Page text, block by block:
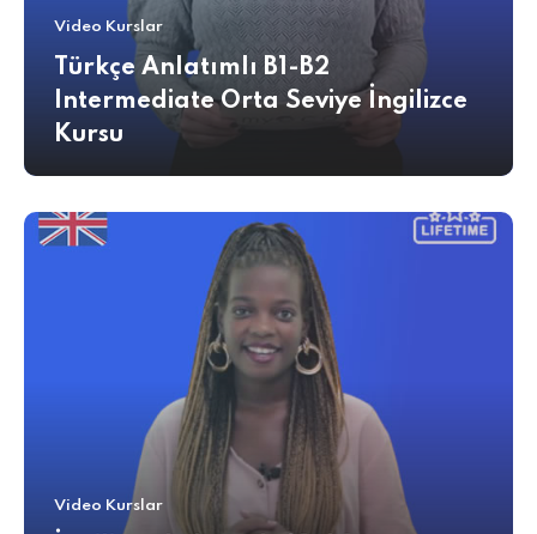
Video Kurslar
Türkçe Anlatımlı B1-B2
Intermediate Orta Seviye İngilizce
Kursu
Video Kurslar